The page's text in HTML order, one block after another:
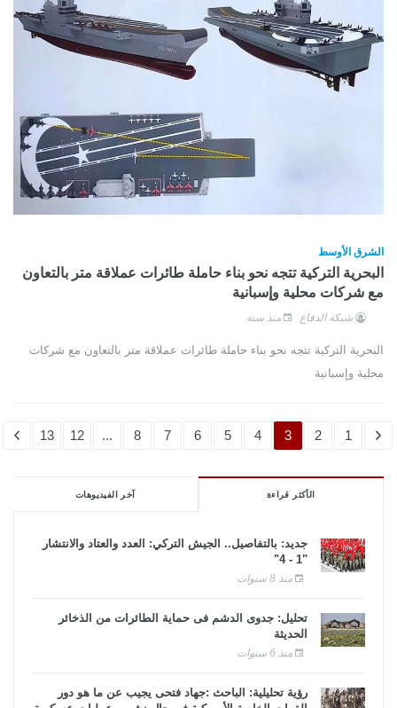
الشرق الأوسط
البحرية التركية تتجه نحو بناء حاملة طائرات عملاقة متر بالتعاون
مع شركات محلية وإسبانية
شبكة الدفاع منذ سنة
البحرية التركية تتجه نحو بناء حاملة طائرات عملاقة متر بالتعاون مع شركات
محلية وإسبانية
1
2
3
4
5
6
7
8
...
12
13
الأكثر قراءة آخر الفيديوهات
جديد: بالتفاصيل.. الجيش التركي: العدد والعتاد والانتشار
"1 - 4"
منذ 8 سنوات
تحليل: جدوى الدشم فى حماية الطائرات من الذخائر
الحديثة
منذ 6 سنوات
رؤية تحليلية: الباحث :جهاد فتحى يجيب عن ما هو دور